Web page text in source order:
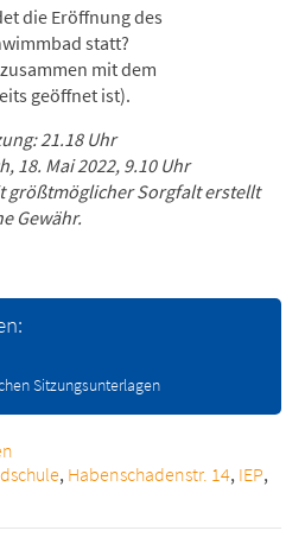
die Eröffnung des
statt?
mit dem
geöffnet ist).
21.18 Uhr
18. Mai 2022, 9.10 Uhr
größtmöglicher Sorgfalt erstellt
Gewähr.
Sitzungsunterlagen
, Habenschadenstr. 14, IEP,